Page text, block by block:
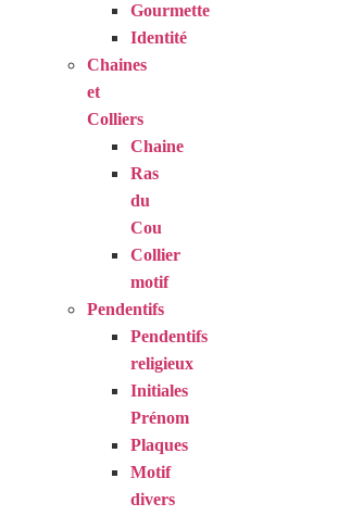
Gourmette
Identité
Chaines
et
Colliers
Chaine
Ras
du
Cou
Collier
motif
Pendentifs
Pendentifs
religieux
Initiales
Prénom
Plaques
Motif
divers